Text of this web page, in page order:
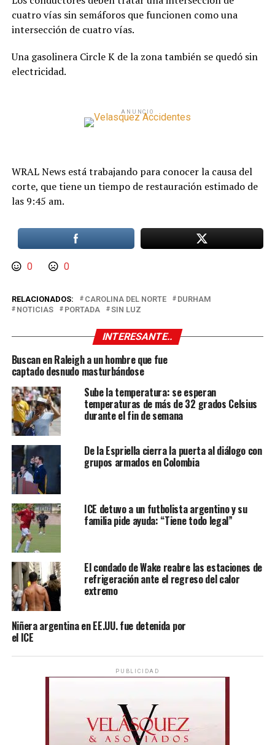
cuatro vías sin semáforos que funcionen como una
intersección de cuatro vías.
Una gasolinera Circle K de la zona también se quedó sin
electricidad.
ANUNCIO
WRAL News está trabajando para conocer la causa del
corte, que tiene un tiempo de restauración estimado de
las 9:45 am.
0 0
RELACIONADOS: CAROLINA DEL NORTE
DURHAM
NOTICIAS
PORTADA SIN LUZ
INTERESANTE..
Buscan en Raleigh a un hombre que fue
captado desnudo masturbándose
Sube la temperatura: se esperan
temperaturas de más de 32 grados Celsius
durante el fin de semana
De la Espriella cierra la puerta al diálogo con
grupos armados en Colombia
ICE detuvo a un futbolista argentino y su
familia pide ayuda: “Tiene todo legal”
El condado de Wake reabre las estaciones de
refrigeración ante el regreso del calor
extremo
Niñera argentina en EE.UU. fue detenida por
el ICE
PUBLICIDAD